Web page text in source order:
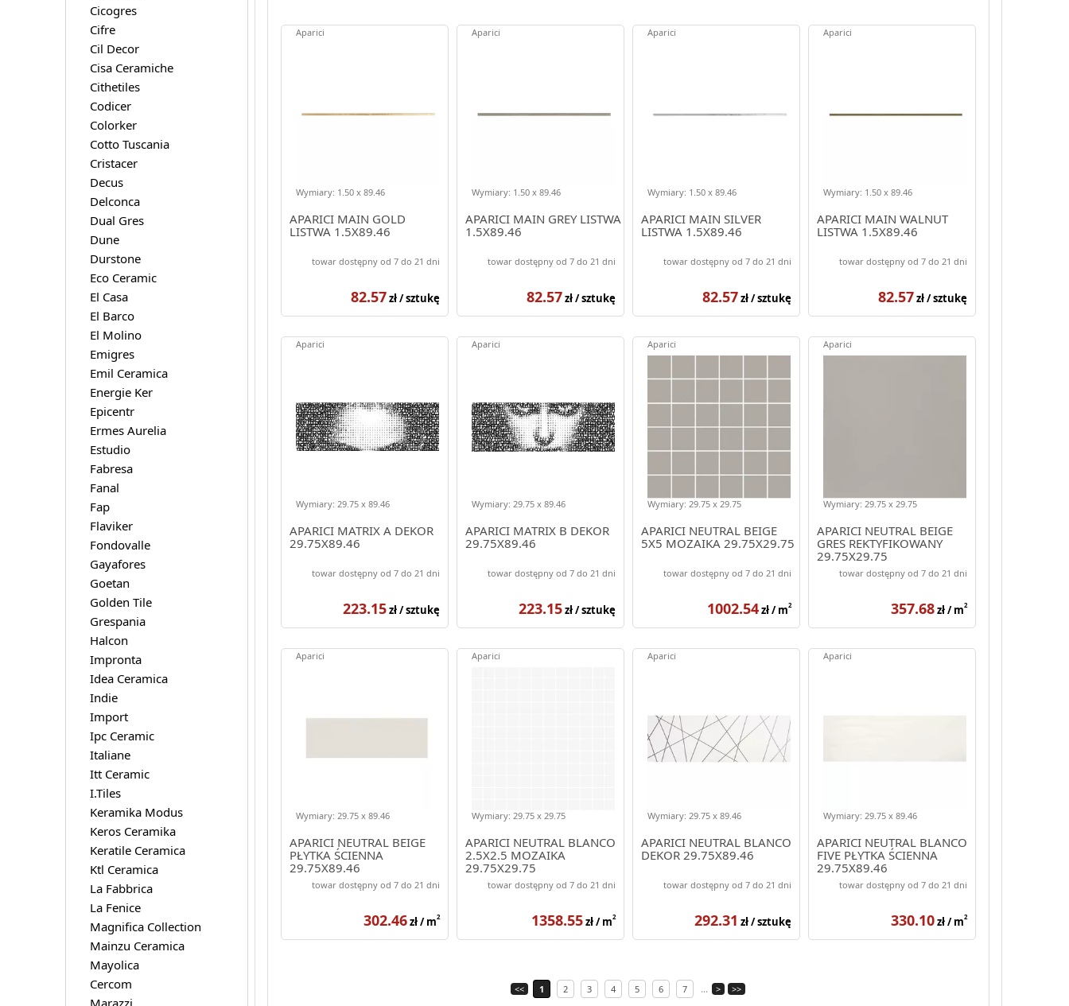
APARICI MAIN GOLD
LISTWA 1.5X89.46
Wymiary: 1.50 x 89.46
Aparici
towar dostępny od 7 do 21 dni
82.57zł / sztukę
APARICI MAIN GREY LISTWA
1.5X89.46
Wymiary: 1.50 x 89.46
Aparici
towar dostępny od 7 do 21 dni
82.57zł / sztukę
APARICI MAIN SILVER
LISTWA 1.5X89.46
Wymiary: 1.50 x 89.46
Aparici
towar dostępny od 7 do 21 dni
82.57zł / sztukę
APARICI MAIN WALNUT
LISTWA 1.5X89.46
Wymiary: 1.50 x 89.46
Aparici
towar dostępny od 7 do 21 dni
82.57zł / sztukę
APARICI MATRIX A DEKOR
29.75X89.46
Wymiary: 29.75 x 89.46
Aparici
towar dostępny od 7 do 21 dni
223.15zł / sztukę
APARICI MATRIX B DEKOR
29.75X89.46
Wymiary: 29.75 x 89.46
Aparici
towar dostępny od 7 do 21 dni
223.15zł / sztukę
APARICI NEUTRAL BEIGE
5X5 MOZAIKA 29.75X29.75
Wymiary: 29.75 x 29.75
Aparici
towar dostępny od 7 do 21 dni
1002.54zł / m2
APARICI NEUTRAL BEIGE
GRES REKTYFIKOWANY
29.75X29.75
Wymiary: 29.75 x 29.75
Aparici
towar dostępny od 7 do 21 dni
357.68zł / m2
APARICI NEUTRAL BEIGE
PŁYTKA ŚCIENNA
29.75X89.46
Wymiary: 29.75 x 89.46
Aparici
towar dostępny od 7 do 21 dni
302.46zł / m2
APARICI NEUTRAL BLANCO
2.5X2.5 MOZAIKA
29.75X29.75
Wymiary: 29.75 x 29.75
Aparici
towar dostępny od 7 do 21 dni
1358.55zł / m2
APARICI NEUTRAL BLANCO
DEKOR 29.75X89.46
Wymiary: 29.75 x 89.46
Aparici
towar dostępny od 7 do 21 dni
292.31 zł / sztukę
APARICI NEUTRAL BLANCO
FIVE PŁYTKA ŚCIENNA
29.75X89.46
Wymiary: 29.75 x 89.46
Aparici
towar dostępny od 7 do 21 dni
330.10zł / m2
<< 1 2 3 4 5 6 7 ... > >>
Cicogres
Cifre
Cil Decor
Cisa Ceramiche
Cithetiles
Codicer
Colorker
Cotto Tuscania
Cristacer
Decus
Delconca
Dual Gres
Dune
Durstone
Eco Ceramic
El Casa
El Barco
El Molino
Emigres
Emil Ceramica
Energie Ker
Epicentr
Ermes Aurelia
Estudio
Fabresa
Fanal
Fap
Flaviker
Fondovalle
Gayafores
Goetan
Golden Tile
Grespania
Halcon
Impronta
Idea Ceramica
Indie
Import
Ipc Ceramic
Italiane
Itt Ceramic
I.Tiles
Keramika Modus
Keros Ceramika
Keratile Ceramica
Ktl Ceramica
La Fabbrica
La Fenice
Magnifica Collection
Mainzu Ceramica
Mayolica
Cercom
Marazzi